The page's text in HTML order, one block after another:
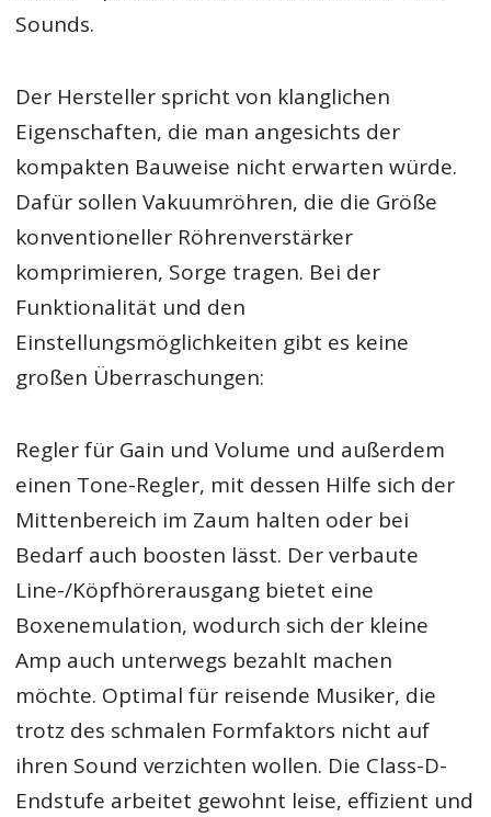
Sounds.
Der Hersteller spricht von klanglichen
Eigenschaften, die man angesichts der
kompakten Bauweise nicht erwarten würde.
Dafür sollen Vakuumröhren, die die Größe
konventioneller Röhrenverstärker
komprimieren, Sorge tragen. Bei der
Funktionalität und den
Einstellungsmöglichkeiten gibt es keine
großen Überraschungen:
Regler für Gain und Volume und außerdem
einen Tone-Regler, mit dessen Hilfe sich der
Mittenbereich im Zaum halten oder bei
Bedarf auch boosten lässt. Der verbaute
Line-/Köpfhörerausgang bietet eine
Boxenemulation, wodurch sich der kleine
Amp auch unterwegs bezahlt machen
möchte. Optimal für reisende Musiker, die
trotz des schmalen Formfaktors nicht auf
ihren Sound verzichten wollen. Die Class-D-
Endstufe arbeitet gewohnt leise, effizient und